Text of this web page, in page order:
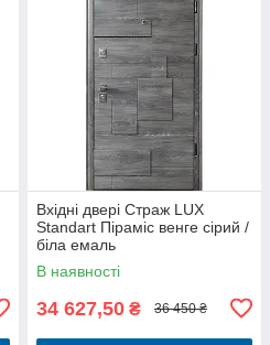
Вхідні двері Страж LUX
Standart Піраміс венге сірий /
біла емаль
В наявності
34 627,50 ₴ 36 450 ₴